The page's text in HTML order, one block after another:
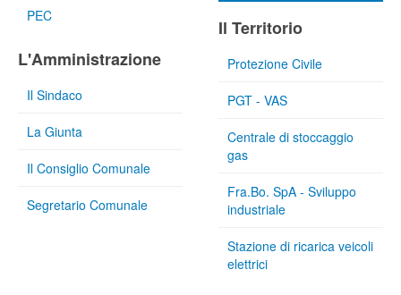
PEC
L'Amministrazione
Il Sindaco
La Giunta
Il Consiglio Comunale
Segretario Comunale
Il Territorio
Protezione Civile
PGT - VAS
Centrale di stoccaggio
gas
Fra.Bo. SpA - Sviluppo
industriale
Stazione di ricarica veicoli
elettrici